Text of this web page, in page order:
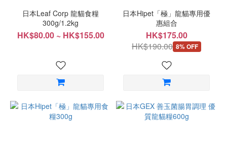
日本Leaf Corp 龍貓食糧
300g/1.2kg
HK$80.00 ~ HK$155.00
日本Hipet「極」龍貓專用優
惠組合
HK$175.00
HK$190.00 8% OFF